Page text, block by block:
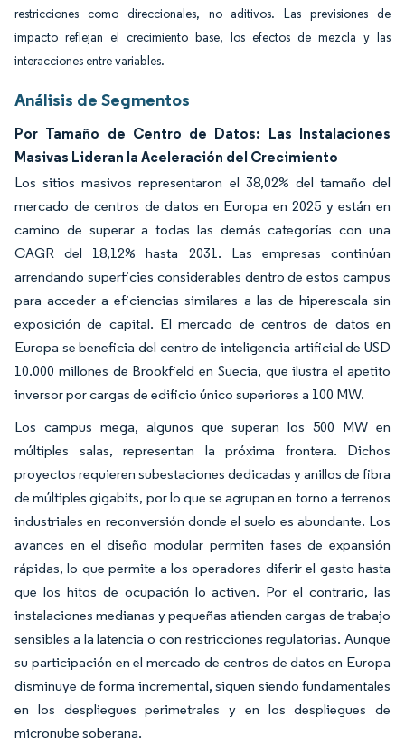
restricciones como direccionales, no aditivos. Las previsiones de
impacto reflejan el crecimiento base, los efectos de mezcla y las
interacciones entre variables.
Análisis de Segmentos
Por Tamaño de Centro de Datos: Las Instalaciones
Masivas Lideran la Aceleración del Crecimiento
Los sitios masivos representaron el 38,02% del tamaño del
mercado de centros de datos en Europa en 2025 y están en
camino de superar a todas las demás categorías con una
CAGR del 18,12% hasta 2031. Las empresas continúan
arrendando superficies considerables dentro de estos campus
para acceder a eficiencias similares a las de hiperescala sin
exposición de capital. El mercado de centros de datos en
Europa se beneficia del centro de inteligencia artificial de USD
10.000 millones de Brookfield en Suecia, que ilustra el apetito
inversor por cargas de edificio único superiores a 100 MW.
Los campus mega, algunos que superan los 500 MW en
múltiples salas, representan la próxima frontera. Dichos
proyectos requieren subestaciones dedicadas y anillos de fibra
de múltiples gigabits, por lo que se agrupan en torno a terrenos
industriales en reconversión donde el suelo es abundante. Los
avances en el diseño modular permiten fases de expansión
rápidas, lo que permite a los operadores diferir el gasto hasta
que los hitos de ocupación lo activen. Por el contrario, las
instalaciones medianas y pequeñas atienden cargas de trabajo
sensibles a la latencia o con restricciones regulatorias. Aunque
su participación en el mercado de centros de datos en Europa
disminuye de forma incremental, siguen siendo fundamentales
en los despliegues perimetrales y en los despliegues de
micronube soberana.